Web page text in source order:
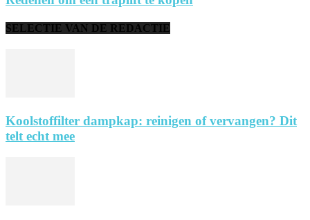
SELECTIE VAN DE REDACTIE
Koolstoffilter dampkap: reinigen of vervangen? Dit
telt echt mee